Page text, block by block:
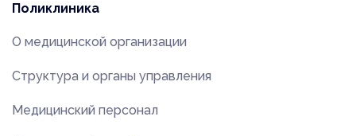
Поликлиника
О медицинской организации
Структура и органы управления
Медицинский персонал